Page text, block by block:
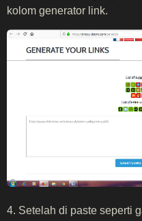
kolom generator link.
4. Setelah di paste seperti